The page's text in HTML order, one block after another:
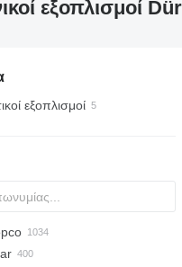
εξοπλισμοί
εξοπλισμοί
Fiber